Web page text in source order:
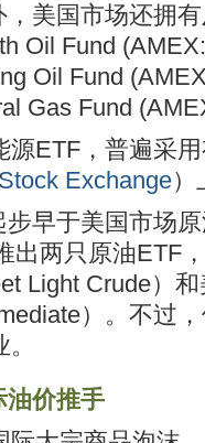
美国市场还拥有
Oil Fund
Oil Fund
Gas Fund
ETF，普遍采用
Exchange）
步早于美国市场
出两只原油ETF
Light Crude）
）。不过
价推手